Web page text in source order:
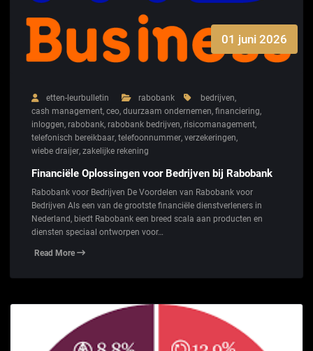
01 juni 2026
etten-leurbulletin rabobank bedrijven,
cash management, ceo, duurzaam ondernemen, financiering,
inloggen, rabobank, rabobank bedrijven, risicomanagement,
telefonisch bereikbaar, telefoonnummer, verzekeringen,
wiebe draijer, zakelijke rekening
Financiële Oplossingen voor Bedrijven bij Rabobank
Rabobank voor Bedrijven De Voordelen van Rabobank voor
Bedrijven Als een van de grootste financiële dienstverleners in
Nederland, biedt Rabobank een breed scala aan producten en
diensten speciaal ontworpen voor…
Read More